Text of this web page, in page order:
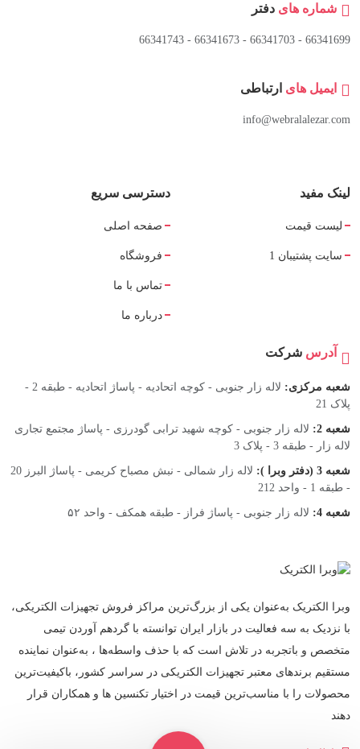
شماره های دفتر
66341699 - 66341703 - 66341673 - 66341743
ایمیل های ارتباطی
info@webralalezar.com
لینک مفید
لیست قیمت
سایت پشتیبان 1
دسترسی سریع
صفحه اصلی
فروشگاه
تماس با ما
درباره ما
آدرس شرکت
شعبه مرکزی:
لاله زار جنوبی - کوچه اتحادیه - پاساژ اتحادیه - طبقه 2 -
پلاک 21
شعبه 2:
لاله زار جنوبی - کوچه شهید ترابی گودرزی - پاساژ مجتمع تجاری
لاله زار - طبقه 3 - پلاک 3
شعبه 3 (دفتر وبرا ):
لاله زار شمالی - نبش مصباح کریمی - پاساژ البرز 20
- طبقه 1 - واحد 212
شعبه 4: لاله زار جنوبی - پاساژ فراز - طبقه همکف - واحد ۵۲
وبرا الکتریک به‌عنوان یکی از بزرگ‌ترین مراکز فروش تجهیزات الکتریکی،
با نزدیک به سه فعالیت در بازار ایران توانسته با گردهم‌ آوردن تیمی
متخصص و باتجربه در تلاش است که با حذف واسطه‌ها ، به‌عنوان نماینده
مستقیم برندهای معتبر تجهیزات الکتریکی در سراسر کشور، باکیفیت‌ترین
محصولات را با مناسب‌ترین قیمت در اختیار تکنسین ها و همکاران قرار
دهند